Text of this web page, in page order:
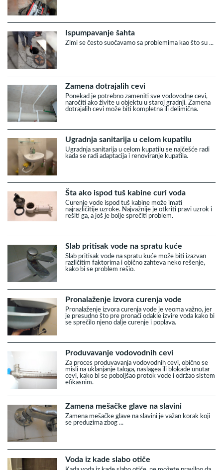
Ispumpavanje šahta
Zimi se često suočavamo sa problemima kao što su ...
Zamena dotrajalih cevi
Ponekad je potrebno zameniti sve vodovodne cevi,
naročiti ako živite u objektu u staroj gradnji. Zamena
dotrajalih cevi može biti kompletna ili delimična.
Ugradnja sanitarija u celom kupatilu
Ugradnja sanitarija u celom kupatilu se najčešće radi
kada se radi adaptacija i renoviranje kupatila.
Šta ako ispod tuš kabine curi voda
Curenje vode ispod tuš kabine može imati
najrazličitije uzroke. Najvažnije je otkriti pravi uzrok i
rešiti ga, a još je bolje sprečiti problem.
Slab pritisak vode na spratu kuće
Slab pritisak vode na spratu kuće može biti izazvan
različitim faktorima i obično zahteva neko rešenje,
kako bi se problem rešio.
Pronalaženje izvora curenja vode
Pronalaženje izvora curenja vode je veoma važno, jer
je presudno što pre pronaći odakle izvire voda kako bi
se sprečilo njeno dalje curenje i poplava.
Produvavanje vodovodnih cevi
Za proces produvavanja vodovodnih cevi, obično se
misli na uklanjanje taloga, naslagea ili blokade unutar
cevi, kako bi se poboljšao protok vode i održao sistem
efikasnim.
Zamena mešačke glave na slavini
Zamena mešačke glave na slavini je važan korak koji
se preduzima zbog ...
Voda iz kade slabo otiče